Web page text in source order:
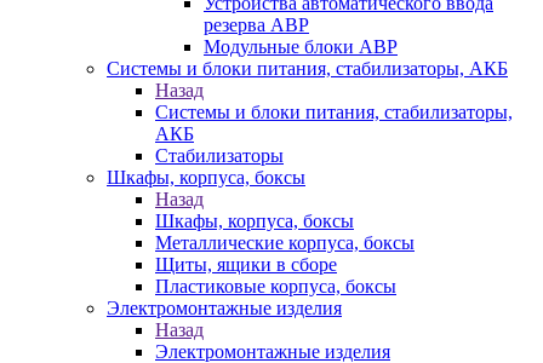
резерва АВР
Модульные блоки АВР
Системы и блоки питания, стабилизаторы, АКБ
Назад
Системы и блоки питания, стабилизаторы,
АКБ
Стабилизаторы
Шкафы, корпуса, боксы
Назад
Шкафы, корпуса, боксы
Металлические корпуса, боксы
Щиты, ящики в сборе
Пластиковые корпуса, боксы
Электромонтажные изделия
Назад
Электромонтажные изделия